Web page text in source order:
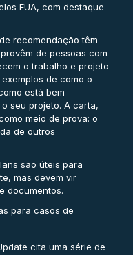
EUA, com destaque
recomendação têm
de pessoas com
o trabalho e projeto
de como o
está bem-
seu projeto. A carta,
meio de prova: o
de outros
são úteis para
mas devem vir
documentos.
para casos de
cita uma série de